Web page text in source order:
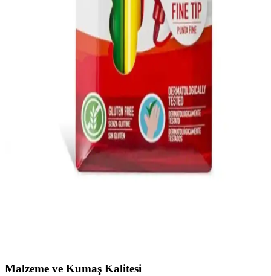
Dergileri Karşılaştırması
Minika Çocuk Özel Seri 5 ve Turkuvaz Minika Go, çocukların
eğlenerek öğrenmesini sağlayan popüler dergiler. Türkçe ve Azerice
içeriklerle, farklı yaş gruplarına hitap eden bu ürünler, ebeveynlere
uygun seçim yapma imkanı sunar.
Çocuklar İçin Ergonomik ve Dayanıklı Çalışma
Masası Seçenekleri
Çocukların gelişimine uygun, ergonomik ve dayanıklı tasarıma sahip
renkli çalışma masaları, kolay temizlenebilir yüzeyleri ve güvenli
yapılarıyla ebeveynlerin tercihine sunuluyor.
Genel Markalar Çocuk Carioca Joy Süper
Yıkanabilir Keçeli Boya Kalemi 6'lı Ürün Tanıtımı
Malzeme ve Kumaş Kalitesi